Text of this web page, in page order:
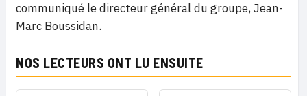
communiqué le directeur général du groupe, Jean-
Marc Boussidan.
NOS LECTEURS ONT LU ENSUITE